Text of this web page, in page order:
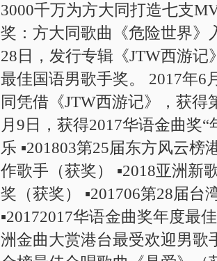
3000千万为方大同打造七支
奖：方大同歌曲《危险世界》
28日，发行专辑《JTW西游记
最佳国语男歌手奖。 2017年6
同凭借《JTW西游记》，获得
月9日，获得2017华语金曲奖
乐 ▪201803第25届东方风云
作歌手（获奖） ▪2018亚洲新
奖（获奖） ▪201706第28届
▪20172017华语金曲奖年度最
洲金曲大赏港台最受欢迎男歌